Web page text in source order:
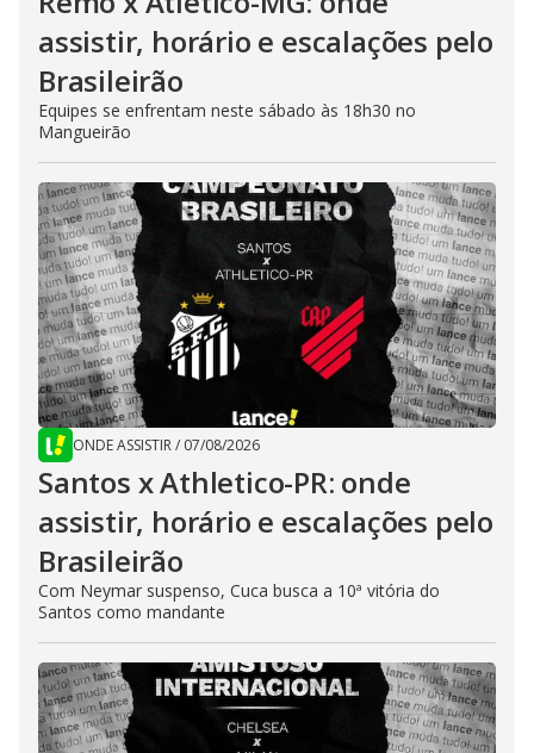
assistir, horário e escalações pelo
Brasileirão
Equipes se enfrentam neste sábado às 18h30 no
Mangueirão
ONDE ASSISTIR/ 07/08/2026
Santos x Athletico-PR: onde
assistir, horário e escalações pelo
Brasileirão
Com Neymar suspenso, Cuca busca a 10ª vitória do
Santos como mandante